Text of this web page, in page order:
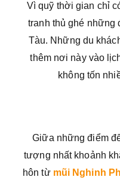
Vì quỹ thời gian chỉ
tranh thủ ghé những
Tàu. Những du
thêm nơi này vào
không tốn
Giữa những điểm
tượng nhất khoảnh
hôn từ mũi Nghinh